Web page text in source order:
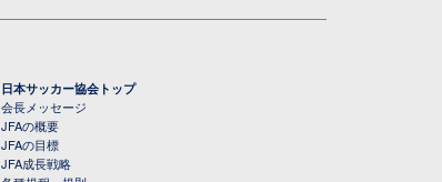
日本サッカー協会トップ
会長メッセージ
JFAの概要
JFAの目標
JFA成長戦略